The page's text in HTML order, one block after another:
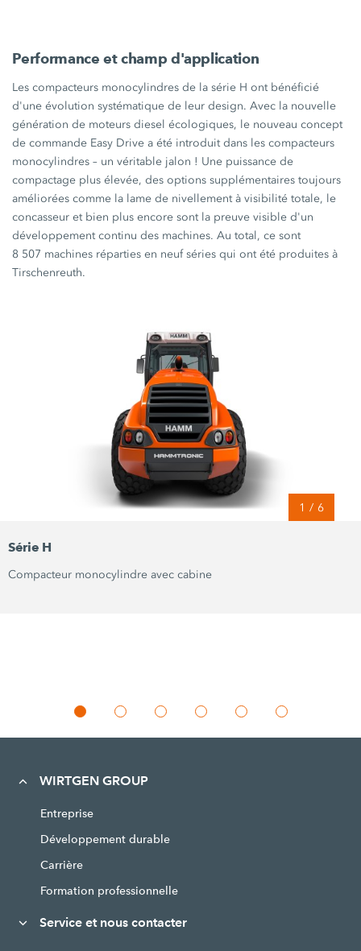
Performance et champ d'application
Les compacteurs monocylindres de lasérie H ont bénéficié
d'une évolution systématique de leur design. Avec la nouvelle
génération de moteurs diesel écologiques, le nouveau concept
de commande Easy Drive a été introduit dans les compacteurs
monocylindres – un véritable jalon ! Une puissance de
compactage plus élevée, des options supplémentaires toujours
améliorées comme la lame de nivellement à visibilité totale, le
concasseur et bien plus encore sont la preuve visible d'un
développement continu des machines. Au total, ce sont
8 507 machines réparties en neuf séries qui ont été produites à
Tirschenreuth.
1 / 6
Série H
Compacteur monocylindre avec cabine
WIRTGEN GROUP
Entreprise
Développement durable
Carrière
Formation professionnelle
Service et nous contacter